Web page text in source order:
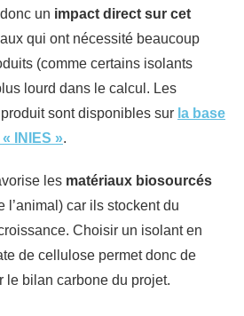
un impact direct sur cet
qui ont nécessité beaucoup
(comme certains isolants
lourd dans le calcul. Les
sont disponibles sur la base
INIES ».
les matériaux biosourcés
l’animal) car ils stockent du
Choisir un isolant en
de cellulose permet donc de
le bilan carbone du projet.